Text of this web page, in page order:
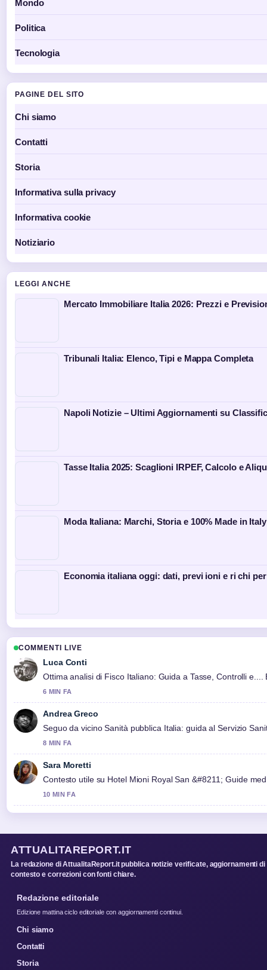
Mondo
Politica
Tecnologia
PAGINE DEL SITO
Chi siamo
Contatti
Storia
Informativa sulla privacy
Informativa cookie
Notiziario
LEGGI ANCHE
Mercato Immobiliare Italia 2026: Prezzi e
Tribunali Italia: Elenco, Tipi e Mappa Completa
Napoli Notizie – Ultimi Aggiornamenti su
Tasse Italia 2025: Scaglioni IRPEF, Calcolo e
Moda Italiana: Marchi, Storia e 100% Made in Italy
Economia italiana oggi: dati, previ ioni e ri chi per
COMMENTI LIVE
Luca Conti
Ottima analisi di Fisco Italiano: Guida a Tasse, Controlli
6 MIN FA
Andrea Greco
Seguo da vicino Sanità pubblica Italia: guida al Servizio
8 MIN FA
Sara Moretti
Contesto utile su Hotel Mioni Royal San &#8211; Guide
10 MIN FA
ATTUALITAREPORT.IT
La redazione di AttualitaReport.it pubblica notizie verificate, aggiornamenti di
contesto e correzioni con fonti chiare.
Redazione editoriale
Edizione mattina ciclo editoriale con aggiornamenti continui.
Chi siamo
Contatti
Storia